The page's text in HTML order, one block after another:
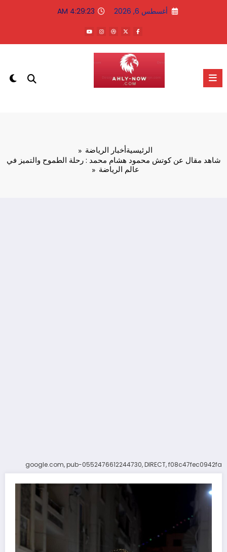
أغسطس 6, 2026 4:29:23 AM
الرئيسيةأخبار الرياضة
شاهد مقال عن كوتش محمود هشام محمد : رحلة الطموح والتميز في
عالم الرياضة
google.com, pub-0552476612244730, DIRECT, f08c47fec0942fa